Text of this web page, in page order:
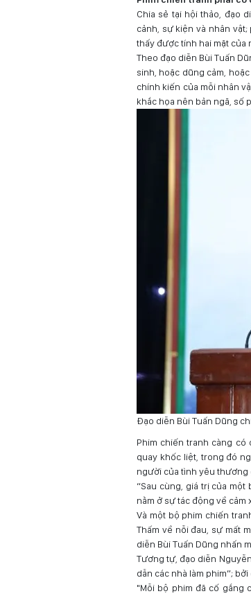
Chia sẻ tại hội thảo, đạo
cảnh, sự kiện và nhân
thấy được tính hai mặt của
Theo đạo diễn Bùi Tuấn
sinh, hoặc dũng cảm,
chính kiến của mỗi nhân
khắc họa nên bản ngã, số
Đạo diễn Bùi Tuấn Dũng
Phim chiến tranh càng
quay khốc liệt, trong đó
người của tình yêu thương
“Sau cùng, giá trị của
nằm ở sự tác động về cảm
Và một bộ phim chiến
Thấm về nỗi đau, sự mất
diễn Bùi Tuấn Dũng nhấn
Tương tự, đạo diễn
dẫn các nhà làm phim”;
"Mỗi bộ phim đã cố gắng